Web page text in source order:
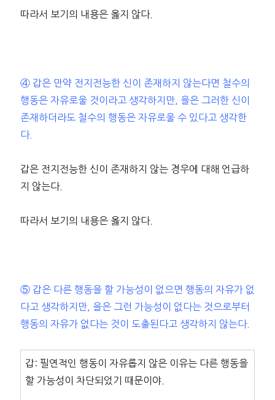
따라서 보기의 내용은 옳지 않다.
④ 갑은 만약 전지전능한 신이 존재하지 않는다면 철수의
행동은 자유로울 것이라고 생각하지만, 을은 그러한 신이
존재하더라도 철수의 행동은 자유로울 수 있다고 생각한
다.
갑은 전지전능한 신이 존재하지 않는 경우에 대해 언급하
지 않는다.
따라서 보기의 내용은 옳지 않다.
⑤ 갑은 다른 행동을 할 가능성이 없으면 행동의 자유가 없
다고 생각하지만, 을은 그런 가능성이 없다는 것으로부터
행동의 자유가 없다는 것이 도출된다고 생각하지 않는다.
갑: 필연적인 행동이 자유롭지 않은 이유는 다른 행동을
할 가능성이 차단되었기 때문이야.